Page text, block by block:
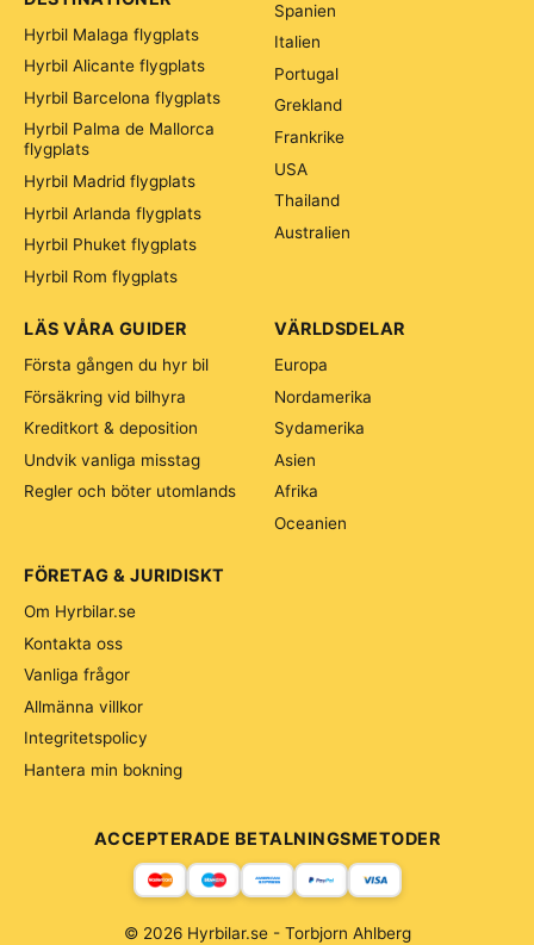
Hyrbil Malaga flygplats
Hyrbil Alicante flygplats
Hyrbil Barcelona flygplats
Hyrbil Palma de Mallorca
flygplats
Hyrbil Madrid flygplats
Hyrbil Arlanda flygplats
Hyrbil Phuket flygplats
Hyrbil Rom flygplats
Spanien
Italien
Portugal
Grekland
Frankrike
USA
Thailand
Australien
VÄRLDSDELAR
Europa
Nordamerika
Sydamerika
Asien
Afrika
Oceanien
LÄS VÅRA GUIDER
Första gången du hyr bil
Försäkring vid bilhyra
Kreditkort & deposition
Undvik vanliga misstag
Regler och böter utomlands
FÖRETAG & JURIDISKT
Om Hyrbilar.se
Kontakta oss
Vanliga frågor
Allmänna villkor
Integritetspolicy
Hantera min bokning
ACCEPTERADE BETALNINGSMETODER
© 2026 Hyrbilar.se - Torbjorn Ahlberg